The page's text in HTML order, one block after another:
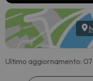
Ultimo aggiornamento: